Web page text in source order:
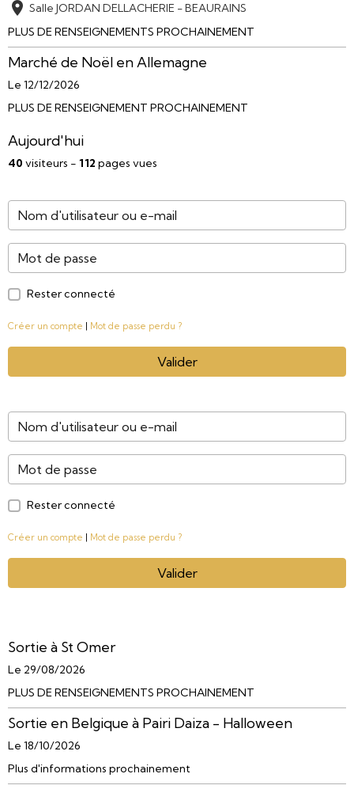
Salle JORDAN DELLACHERIE - BEAURAINS
PLUS DE RENSEIGNEMENTS PROCHAINEMENT
Marché de Noël en Allemagne
Le 12/12/2026
PLUS DE RENSEIGNEMENT PROCHAINEMENT
Aujourd'hui
40 visiteurs - 112 pages vues
Rester connecté
Créer un compte | Mot de passe perdu ?
Valider
Rester connecté
Créer un compte | Mot de passe perdu ?
Valider
Sortie à St Omer
Le 29/08/2026
PLUS DE RENSEIGNEMENTS PROCHAINEMENT
Sortie en Belgique à Pairi Daiza - Halloween
Le 18/10/2026
Plus d'informations prochainement